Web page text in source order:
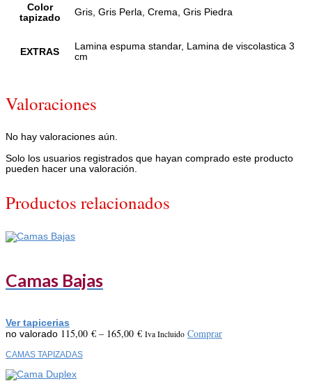
Color
tapizado
Gris, Gris Perla, Crema, Gris Piedra
EXTRAS
Lamina espuma standar, Lamina de viscolastica 3
cm
Valoraciones
No hay valoraciones aún.
Solo los usuarios registrados que hayan comprado este producto
pueden hacer una valoración.
Productos relacionados
Camas Bajas
Ver tapicerias
no valorado 115,00 € – 165,00 € Iva Incluido Comprar
CAMAS TAPIZADAS